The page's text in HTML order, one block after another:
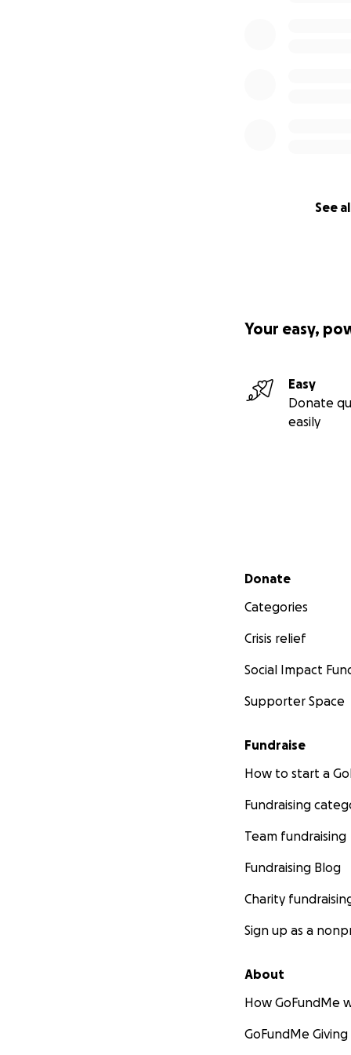
See
È ORA DI DIRE
COME FARE?
La GDO si regge
IL SECONDO
IL TERZO GIORNO
Your easy,
Easy
Donate
easily
Secondary menu
Donate
Categories
Crisis relief
Social Impact
Supporter Space
Fundraise
How to start a
Fundraising
Team fundraising
Fundraising Blog
Charity
Sign up as a
About
How GoFundMe
GoFundMe